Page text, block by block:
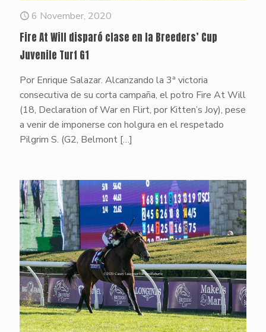
6 November, 2020
Fire At Will disparó clase en la Breeders’ Cup
Juvenile Turf G1
Por Enrique Salazar. Alcanzando la 3ª victoria
consecutiva de su corta campaña, el potro Fire At Will
(18, Declaration of War en Flirt, por Kitten’s Joy), pese
a venir de imponerse con holgura en el respetado
Pilgrim S. (G2, Belmont […]